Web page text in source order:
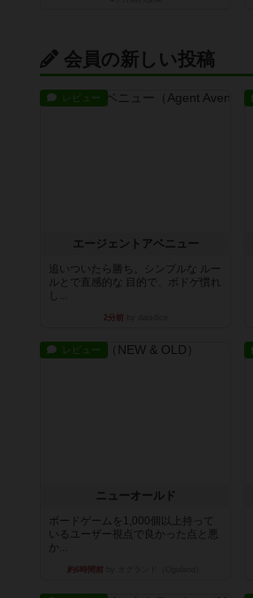
会員の新しい投稿
レビュー
エージェントアベニュー
追いついたら勝ち。シンプルな ルー
ルとで直感的な 目的で、ボドゲ慣れ
し...
2分前
レビュー
ニューオールド
ボードゲームを1,000個以上持って
いるユーザー視点で良かった点と悪
か...
約6時間前